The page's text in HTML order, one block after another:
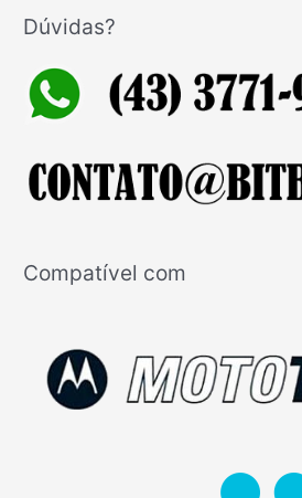
Dúvidas?
Compatível com